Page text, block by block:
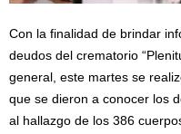
Con la finalidad de brindar
deudos del crematorio
general, este martes se
que se dieron a conocer los
al hallazgo de los 386